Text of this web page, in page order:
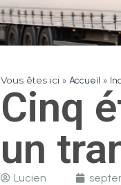
Vous êtes ici » Accueil »
Cinq
un
Lucien